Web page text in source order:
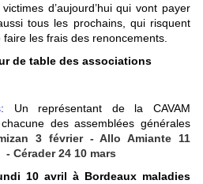
d’aujourd’hui qui vont payer
tous les prochains, qui risquent
les frais des renoncements
de table des associations
Un représentant de la CAVAM
des assemblées générales
3 février - Allo Amiante 11
Cérader 24 10 mars
10 avril à Bordeaux maladies